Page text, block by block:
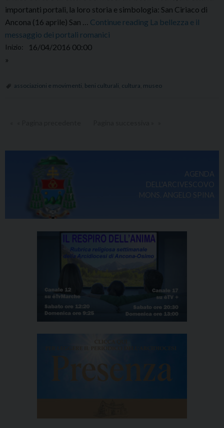
importanti portali, la loro storia e simbologia: San Ciriaco di
Ancona (16 aprile) San … Continue reading sabato
La bellezza e il
messaggio dei portali romanici
Inizio:
16/04/2016 00:00
»
associazioni e movimenti beni culturali cultura museo
AGENDA
DELL'ARCIVESCOVO
MONS. ANGELO SPINA